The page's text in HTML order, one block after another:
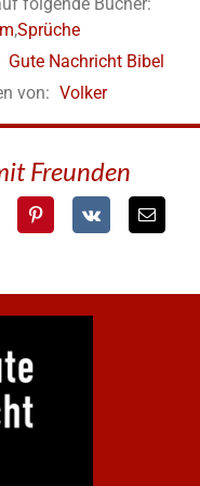
folgende Bücher:
,Sprüche
Gute Nachricht Bibel
von: Volker
Freunden